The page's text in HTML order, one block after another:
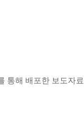
통해 배포한 보도자